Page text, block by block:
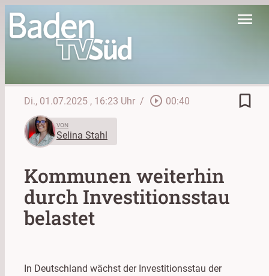
menu
Di., 01.07.2025 , 16:23 Uhr / play_circle_outline 00:40 bookmark_border
VON
Selina Stahl
Kommunen weiterhin
durch Investitionsstau
belastet
In Deutschland wächst der Investitionsstau der